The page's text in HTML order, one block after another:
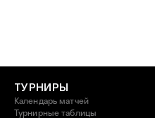
ТУРНИРЫ
Календарь матчей
Турнирные таблицы